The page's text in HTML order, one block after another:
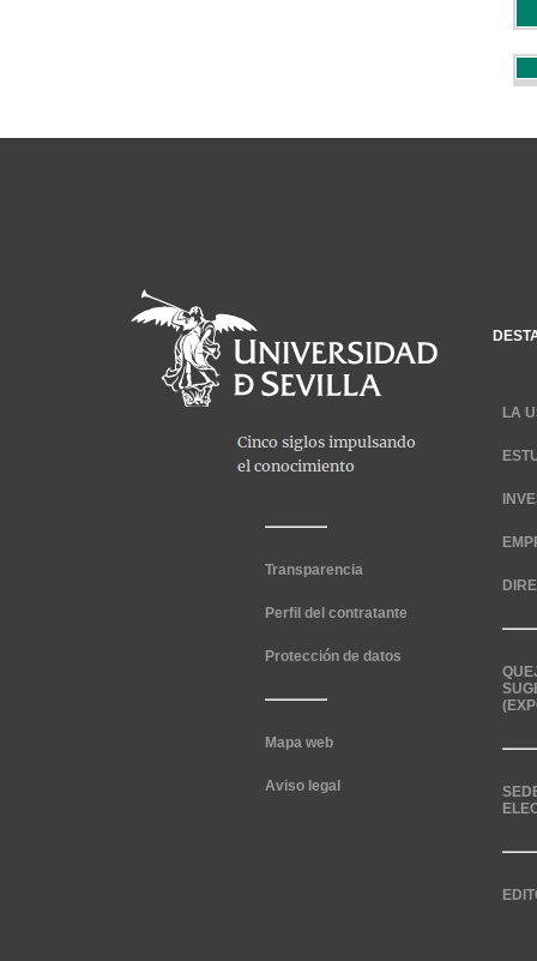
Transparencia
Perfil del contratante
Protección de datos
Mapa web
Aviso legal
LA